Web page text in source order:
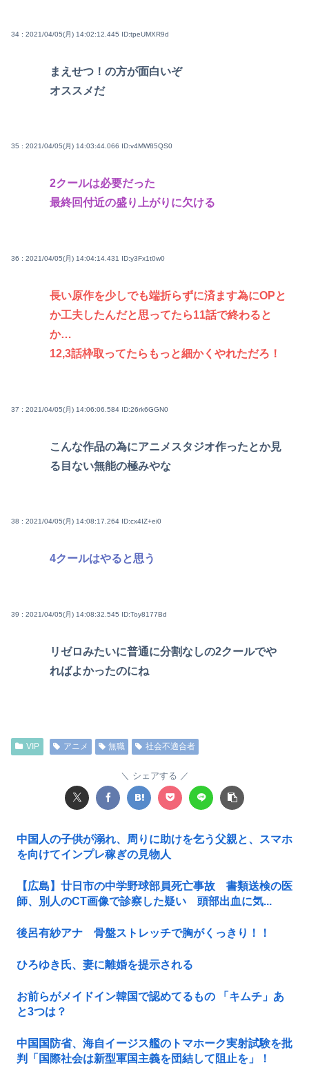
34 : 2021/04/05(月) 14:02:12.445 ID:tpeUMXR9d
まえせつ！の方が面白いぞ
オススメだ
35 : 2021/04/05(月) 14:03:44.066 ID:v4MW85QS0
2クールは必要だった
最終回付近の盛り上がりに欠ける
36 : 2021/04/05(月) 14:04:14.431 ID:y3Fx1t0w0
長い原作を少しでも端折らずに済ます為にOPと
か工夫したんだと思ってたら11話で終わると
か…
12,3話枠取ってたらもっと細かくやれただろ！
37 : 2021/04/05(月) 14:06:06.584 ID:26rk6GGN0
こんな作品の為にアニメスタジオ作ったとか見
る目ない無能の極みやな
38 : 2021/04/05(月) 14:08:17.264 ID:cx4IZ+ei0
4クールはやると思う
39 : 2021/04/05(月) 14:08:32.545 ID:Toy8177Bd
リゼロみたいに普通に分割なしの2クールでや
ればよかったのにね
VIP アニメ 無職 社会不適合者
シェアする
中国人の子供が溺れ、周りに助けを乞う父親と、スマホ
を向けてインプレ稼ぎの見物人
【広島】廿日市の中学野球部員死亡事故 書類送検の医
師、別人のCT画像で診察した疑い 頭部出血に気...
後呂有紗アナ 骨盤ストレッチで胸がくっきり！！
ひろゆき氏、妻に離婚を提示される
お前らがメイドイン韓国で認めてるもの 「キムチ」あ
と3つは？
中国国防省、海自イージス艦のトマホーク実射試験を批
判「国際社会は新型軍国主義を団結して阻止を」！